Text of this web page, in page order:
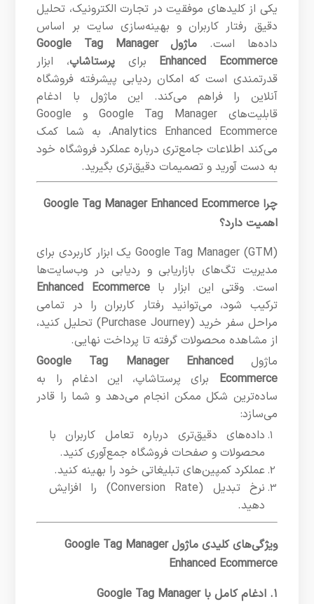
یکی از کلیدهای موفقیت در تجارت الکترونیک، تحلیل
دقیق رفتار کاربران و بهینه‌سازی سایت بر اساس
داده‌ها است.
ماژول Google Tag Manager
Enhanced Ecommerce برایپرستاشاپ، ابزار
قدرتمندی است که امکان ردیابی پیشرفته فروشگاه
آنلاین را فراهم می‌کند. این ماژول با ادغام
قابلیت‌های Google Tag Manager و Google
Analytics Enhanced Ecommerce، به شما کمک
می‌کند اطلاعات جامع‌تری درباره عملکرد فروشگاه خود
به دست آورید و تصمیمات دقیق‌تری بگیرید.
چرا Google Tag Manager Enhanced Ecommerce
اهمیت دارد؟
Google Tag Manager (GTM) یک ابزار کاربردی برای
مدیریت تگ‌های بازاریابی و ردیابی در وب‌سایت‌ها
است. وقتی این ابزار باEnhanced Ecommerce
ترکیب شود، می‌توانید رفتار کاربران را در تمامی
مراحل سفر خرید (Purchase Journey) تحلیل کنید،
از مشاهده محصولات گرفته تا پرداخت نهایی.
ماژولGoogle Tag Manager Enhanced
Ecommerce برای پرستاشاپ، این ادغام را به
ساده‌ترین شکل ممکن انجام می‌دهد و شما را قادر
می‌سازد:
داده‌های دقیق‌تری درباره تعامل کاربران با
محصولات و صفحات فروشگاه جمع‌آوری کنید.
عملکرد کمپین‌های تبلیغاتی خود را بهینه کنید.
نرخ تبدیل (Conversion Rate) را افزایش
دهید.
ویژگی‌های کلیدی ماژول Google Tag Manager
Enhanced Ecommerce
۱. ادغام کامل با Google Tag Manager